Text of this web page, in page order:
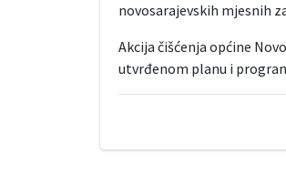
novosarajevskih mjesnih
Akcija čišćenja općine
utvrđenom planu i